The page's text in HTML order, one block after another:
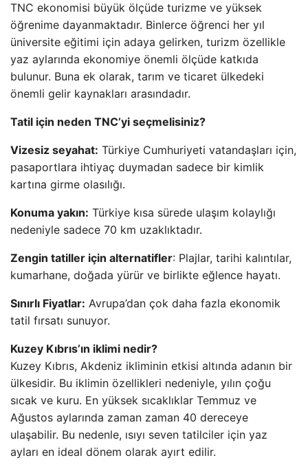
TNC ekonomisi büyük ölçüde turizme ve yüksek
öğrenime dayanmaktadır. Binlerce öğrenci her yıl
üniversite eğitimi için adaya gelirken, turizm özellikle
yaz aylarında ekonomiye önemli ölçüde katkıda
bulunur. Buna ek olarak, tarım ve ticaret ülkedeki
önemli gelir kaynakları arasındadır.
Tatil için neden TNC’yi seçmelisiniz?
Vizesiz seyahat: Türkiye Cumhuriyeti vatandaşları için,
pasaportlara ihtiyaç duymadan sadece bir kimlik
kartına girme olasılığı.
Konuma yakın: Türkiye kısa sürede ulaşım kolaylığı
nedeniyle sadece 70 km uzaklıktadır.
Zengin tatiller için alternatifler: Plajlar, tarihi kalıntılar,
kumarhane, doğada yürür ve birlikte eğlence hayatı.
Sınırlı Fiyatlar: Avrupa’dan çok daha fazla ekonomik
tatil fırsatı sunuyor.
Kuzey Kıbrıs’ın iklimi nedir?
Kuzey Kıbrıs, Akdeniz ikliminin etkisi altında adanın bir
ülkesidir. Bu iklimin özellikleri nedeniyle, yılın çoğu
sıcak ve kuru. En yüksek sıcaklıklar Temmuz ve
Ağustos aylarında zaman zaman 40 dereceye
ulaşabilir. Bu nedenle, ısıyı seven tatilciler için yaz
ayları en ideal dönem olarak ayırt edilir.